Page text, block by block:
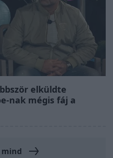
elküldte
nak mégis fáj a